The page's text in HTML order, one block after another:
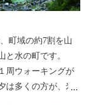
町域の約7割を山
と水の町です。
周ウォーキングが
は多くの方が、米